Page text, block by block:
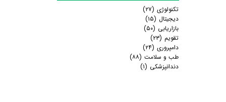
تکنولوژی (۲۷)
دیجیتال (۱۵)
بازاریابی (۵۰)
تقویم (۲۳)
دامپروری (۲۴)
طب و سلامت (۸۸)
دندانپزشکی (۱)